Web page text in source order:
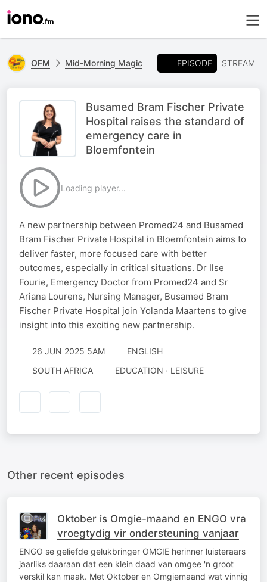
OFM Mid-Morning Magic EPISODE STREAM
Busamed Bram Fischer Private
Hospital raises the standard of
emergency care in
Bloemfontein
Loading player...
A new partnership between Promed24 and Busamed
Bram Fischer Private Hospital in Bloemfontein aims to
deliver faster, more focused care with better
outcomes, especially in critical situations. Dr Ilse
Fourie, Emergency Doctor from Promed24 and Sr
Ariana Lourens, Nursing Manager, Busamed Bram
Fischer Private Hospital join Yolanda Maartens to give
insight into this exciting new partnership.
26 JUN 2025 5AM
ENGLISH
SOUTH AFRICA
EDUCATION · LEISURE
Other recent episodes
Oktober is Omgie-maand en ENGO vra
vroegtydig vir ondersteuning vanjaar
ENGO se geliefde gelukbringer OMGIE herinner luisteraars
jaarliks daaraan dat een klein daad van omgee 'n groot
verskil kan maak. Met Oktober en Omgiemaand wat vinnig